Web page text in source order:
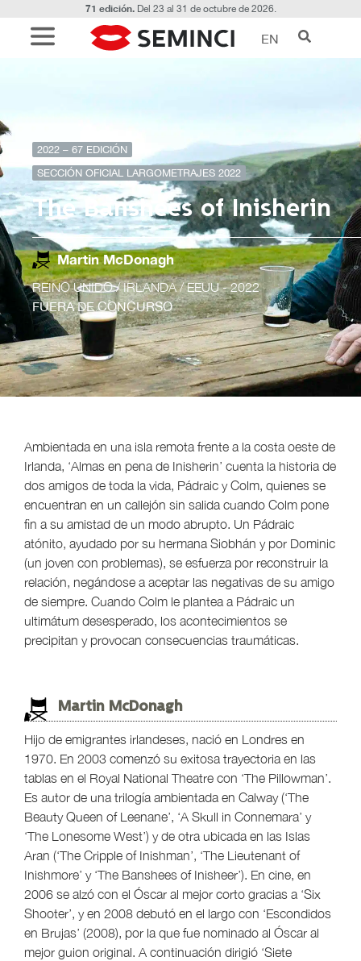
71 edición.Del 23 al 31 de octubre de 2026.
EN
2022 – 67 EDICIÓN
SECCIÓN OFICIAL LARGOMETRAJES 2022
The Banshees of Inisherin
Martin McDonagh
REINO UNIDO / IRLANDA / EEUU- 2022
FUERA DE CONCURSO
Ambientada en una isla remota frente a la costa oeste de
Irlanda, ‘Almas en pena de Inisherin’ cuenta la historia de
dos amigos de toda la vida, Pádraic y Colm, quienes se
encuentran en un callejón sin salida cuando Colm pone
fin a su amistad de un modo abrupto. Un Pádraic
atónito, ayudado por su hermana Siobhán y por Dominic
(un joven con problemas), se esfuerza por reconstruir la
relación, negándose a aceptar las negativas de su amigo
de siempre. Cuando Colm le plantea a Pádraic un
ultimátum desesperado, los acontecimientos se
precipitan y provocan consecuencias traumáticas.
Martin McDonagh
Hijo de emigrantes irlandeses, nació en Londres en
1970. En 2003 comenzó su exitosa trayectoria en las
tablas en el Royal National Theatre con ‘The Pillowman’.
Es autor de una trilogía ambientada en Calway (‘The
Beauty Queen of Leenane’, ‘A Skull in Connemara’ y
‘The Lonesome West’) y de otra ubicada en las Islas
Aran (‘The Cripple of Inishman’, ‘The Lieutenant of
Inishmore’ y ‘The Banshees of Inisheer’). En cine, en
2006 se alzó con el Óscar al mejor corto gracias a ‘Six
Shooter’, y en 2008 debutó en el largo con ‘Escondidos
en Brujas’ (2008), por la que fue nominado al Óscar al
mejor guion original. A continuación dirigió ‘Siete